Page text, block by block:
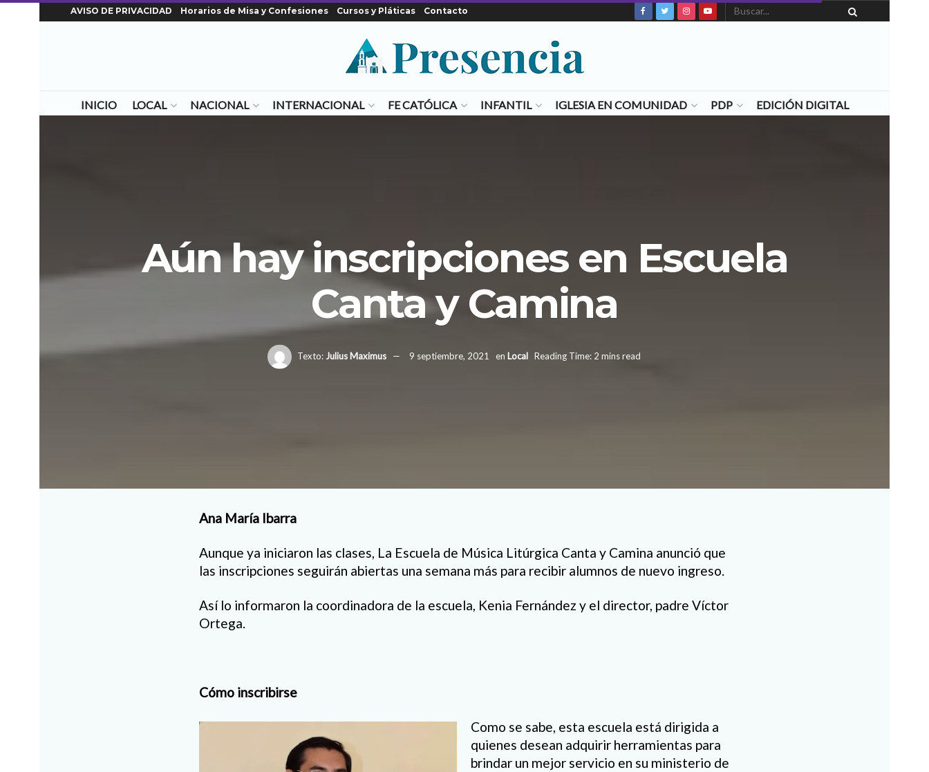
AVISO DE PRIVACIDAD Horarios de Misa y Confesiones Cursos y Pláticas Contacto
INICIO LOCAL NACIONAL INTERNACIONAL FE CATÓLICA INFANTIL IGLESIA EN COMUNIDAD PDP EDICIÓN DIGITAL
Aún hay inscripciones en Escuela
Canta y Camina
Texto: Julius Maximus 9 septiembre, 2021 en Local Reading Time: 2 mins read
Ana María Ibarra
Aunque ya iniciaron las clases, La Escuela de Música Litúrgica Canta y Camina anunció que
las inscripciones seguirán abiertas una semana más para recibir alumnos de nuevo ingreso.
Así lo informaron la coordinadora de la escuela, Kenia Fernández y el director, padre Víctor
Ortega.
Cómo inscribirse
Como se sabe, esta escuela está dirigida a
quienes desean adquirir herramientas para
brindar un mejor servicio en su ministerio de